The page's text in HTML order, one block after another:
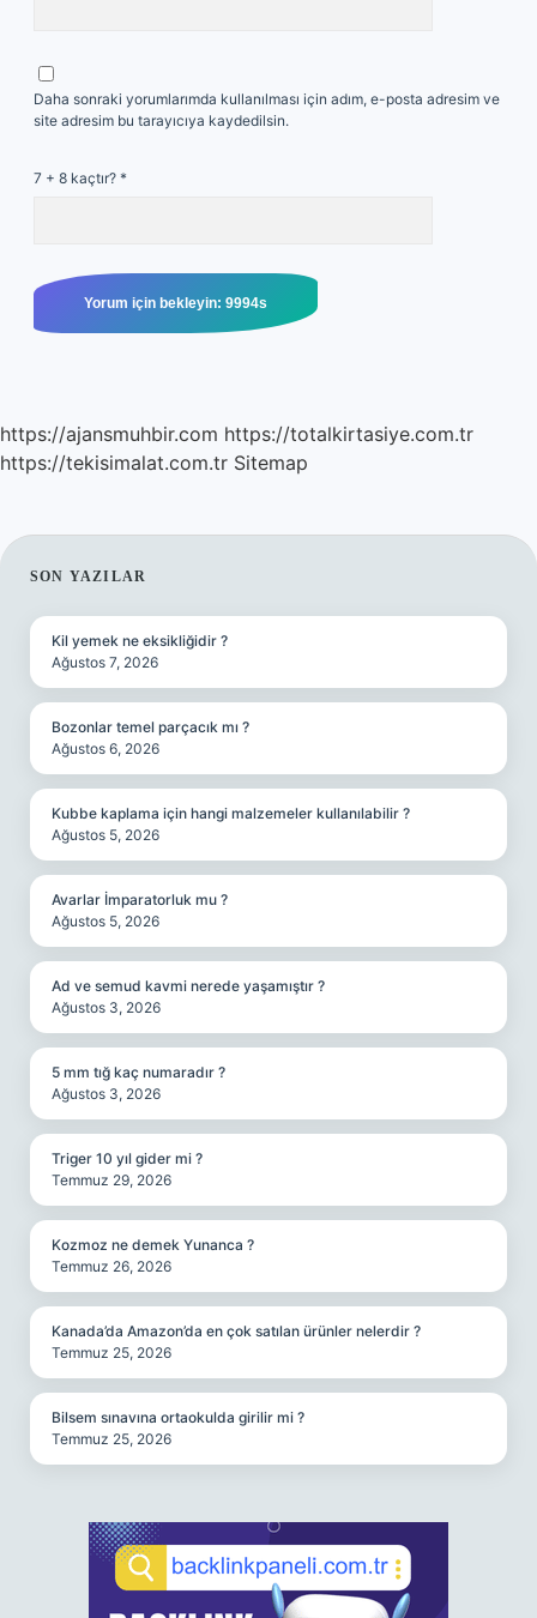
Daha sonraki yorumlarımda kullanılması için adım, e-posta adresim ve
site adresim bu tarayıcıya kaydedilsin.
7 + 8 kaçtır? *
https://ajansmuhbir.com https://totalkirtasiye.com.tr
https://tekisimalat.com.tr Sitemap
SIDEBAR
SON YAZILAR
Kil yemek ne eksikliğidir ?
Ağustos 7, 2026
Bozonlar temel parçacık mı ?
Ağustos 6, 2026
Kubbe kaplama için hangi malzemeler kullanılabilir ?
Ağustos 5, 2026
Avarlar İmparatorluk mu ?
Ağustos 5, 2026
Ad ve semud kavmi nerede yaşamıştır ?
Ağustos 3, 2026
5 mm tığ kaç numaradır ?
Ağustos 3, 2026
Triger 10 yıl gider mi ?
Temmuz 29, 2026
Kozmoz ne demek Yunanca ?
Temmuz 26, 2026
Kanada’da Amazon’da en çok satılan ürünler nelerdir ?
Temmuz 25, 2026
Bilsem sınavına ortaokulda girilir mi ?
Temmuz 25, 2026